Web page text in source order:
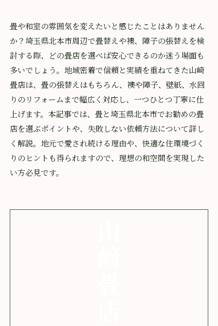
畳や和室の雰囲気を変えたいと感じたことはありません
か？埼玉県北本市周辺で畳替えや襖、障子の張替えを検
討する際、どの畳店を選べば安心できるのか迷う場面も
多いでしょう。地域密着で信頼と実績を重ねてきた山崎
畳店は、畳の張替えはもちろん、襖や障子、壁紙、水回
りのリフォームまで幅広く対応し、一つひとつ丁寧に仕
上げます。本記事では、畳と埼玉県北本市でお勧めの畳
店を選ぶポイントや、失敗しない依頼方法について詳し
く解説。地元で愛され続ける理由や、快適な住環境づく
りのヒントも得られますので、理想の和空間を実現した
い方必見です。